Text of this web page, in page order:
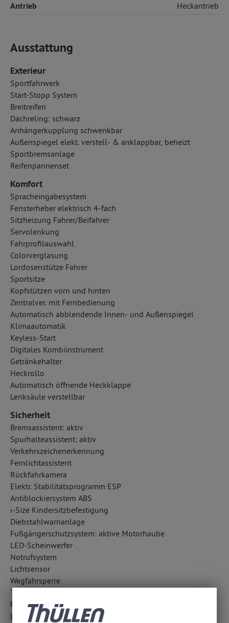
Antrieb Heckantrieb
Ausstattung
Exterieur
Sportfahrwerk
Start-Stopp System
Breitreifen
Dachreling: schwarz
Anhängerkupplung schwenkbar
Außenspiegel elekt. verstell- & anklappbar, beheizt
Sportbremsanlage
Reifenpannenset
Komfort
Spracheingabesystem
Fensterheber elektrisch 4-fach
Sitzheizung Fahrer/Beifahrer
Servolenkung
Fahrprofilauswahl
Colorverglasung
Lordosenstütze Fahrer
Sportsitze
Kopfstützen vorn und hinten
Zentralver. mit Fernbedienung
Automatisch abblendende Innen- und Außenspiegel
Klimaautomatik
Keyless-Start
Digitales Kombiinstrument
Getränkehalter
Heckrollo
Automatisch öffnende Heckklappe
Lenksäule verstellbar
Sicherheit
Bremsassistent: aktiv
Spurhalteassistent: aktiv
Verkehrszeichenerkennung
Fernlichtassistent
Rückfahrkamera
Elektr. Stabilitätsprogramm ESP
Antiblockiersystem ABS
i-Size Kindersitzbefestigung
Diebstahlwarnanlage
Fußgängerschutzsystem: aktive Motorhaube
LED-Scheinwerfer
Notrufsystem
Lichtsensor
Wegfahrsperre
Totwinkel-Assistent
Regensensor
LED-Tagfahrlicht